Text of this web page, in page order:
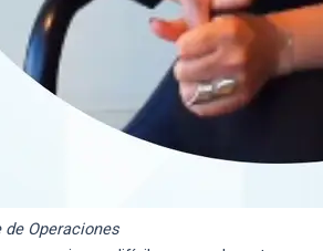
de Operaciones